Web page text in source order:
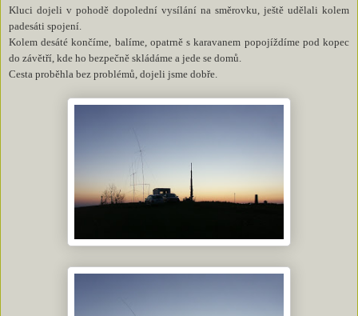
Kluci dojeli v pohodě dopolední vysílání na směrovku, ještě udělali kolem
padesáti spojení.
Kolem desáté končíme, balíme, opatrně s karavanem popojíždíme pod kopec
do závětří, kde ho bezpečně skládáme a jede se domů.
Cesta proběhla bez problémů, dojeli jsme dobře.